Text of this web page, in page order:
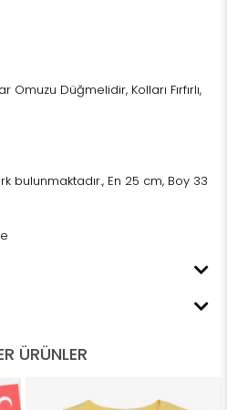
Omuzu Düğmelidir, Kolları Fırfırlı,
bulunmaktadır., En 25 cm, Boy 33
ÜRÜNLER